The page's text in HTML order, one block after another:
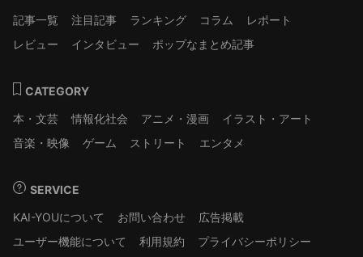
記事一覧
注目記事 ランキング コラム
レポート
レビュー
インタビュー ポップなまとめ記事
CATEGORY
本・文芸
情報化社会 アニメ・漫画
イラスト・アート
音楽・映像
ゲーム ストリート エンタメ
SERVICE
KAI-YOUについて
お問い合わせ
広告掲載
ユーザー機能について
利用規約 プライバシーポリシー